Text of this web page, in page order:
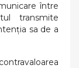
între
transmite
sa de a